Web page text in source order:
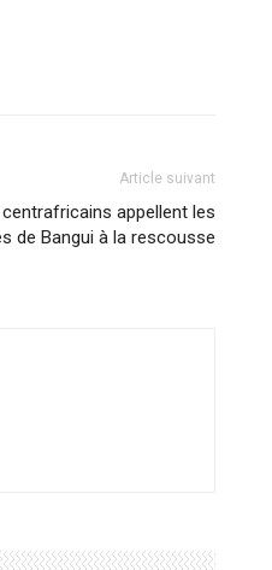
Article suivant
appellent les
de Bangui à la rescousse